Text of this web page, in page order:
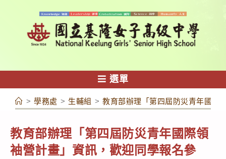
容
選單
> 學務處 > 生輔組 > 教育部辦理「第四屆防災青年國際
教育部辦理「第四屆防災青年國際領
袖營計畫」資訊，歡迎同學報名參